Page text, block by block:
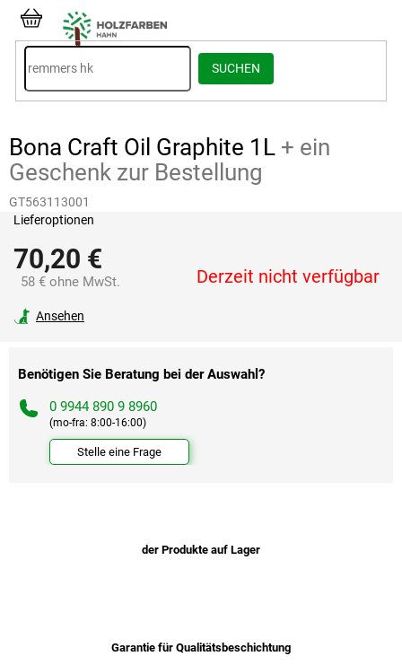
Inhalt
springen
SUCHEN
WARENKORB
Bona Craft Oil Graphite 1L + ein
Geschenk zur Bestellung
GT563113001
70,20 €
58 € ohne MwSt. Derzeit nicht verfügbar
Lieferoptionen
Ansehen
Benötigen Sie Beratung bei der Auswahl?
0 9944 890 9 8960
(mo-fra: 8:00-16:00)
Stelle eine Frage
der Produkte auf Lager
Garantie für Qualitätsbeschichtung